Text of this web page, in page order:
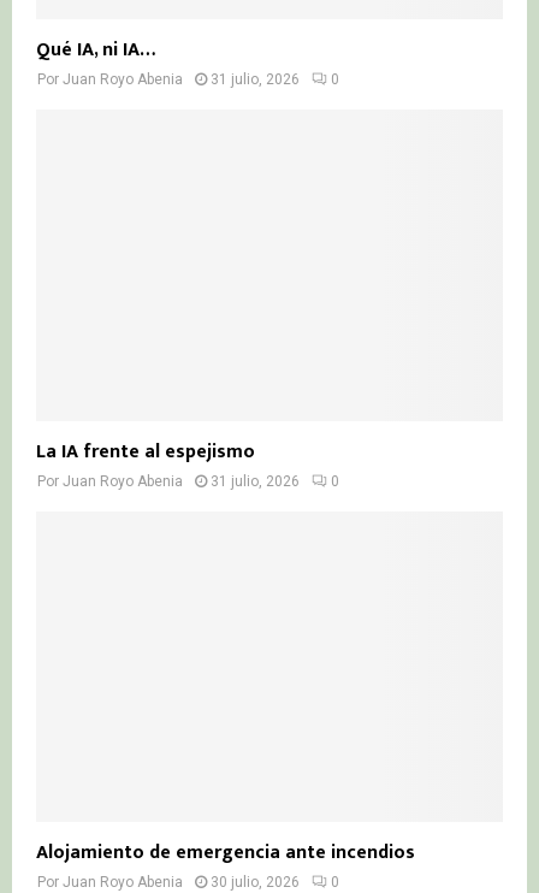
Qué IA, ni IA…
Por Juan Royo Abenia 31 julio, 2026 0
La IA frente al espejismo
Por Juan Royo Abenia 31 julio, 2026 0
Alojamiento de emergencia ante incendios
Por Juan Royo Abenia 30 julio, 2026 0